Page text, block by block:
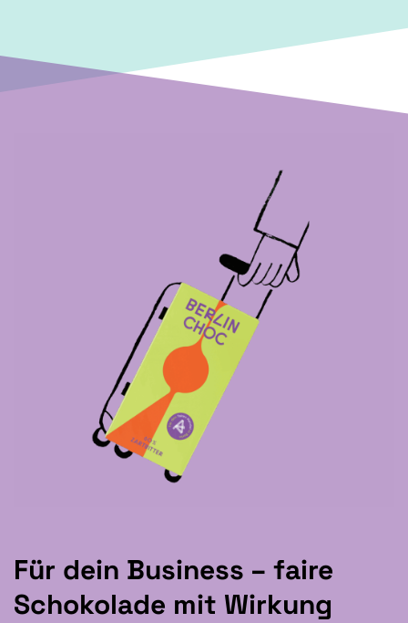
Für dein Business – faire
Schokolade mit Wirkung